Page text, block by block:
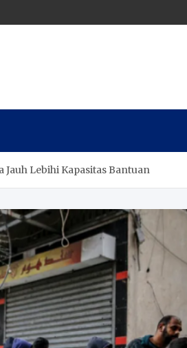
Jauh Lebihi Kapasitas Bantuan